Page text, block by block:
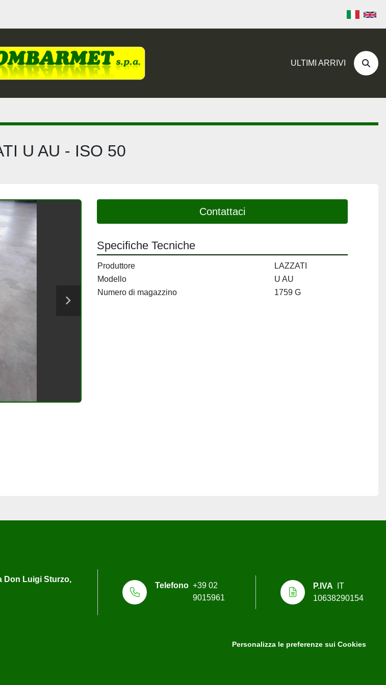
ULTIMI ARRIVI
U AU - ISO 50
Contattaci
Specifiche Tecniche
Produttore
LAZZATI
Modello
U AU
Numero di magazzino
1759 G
Don Luigi Sturzo,
Telefono +39 02
9015961
P.IVA
IT
10638290154
Personalizza le preferenze sui Cookies